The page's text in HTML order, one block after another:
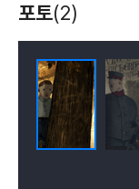
포토(2)